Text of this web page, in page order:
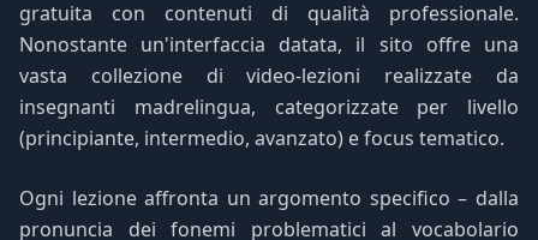
gratuita con contenuti di qualità professionale.
Nonostante un'interfaccia datata, il sito offre una
vasta collezione di video-lezioni realizzate da
insegnanti madrelingua, categorizzate per livello
(principiante, intermedio, avanzato) e focus tematico.
Ogni lezione affronta un argomento specifico – dalla
pronuncia dei fonemi problematici al vocabolario